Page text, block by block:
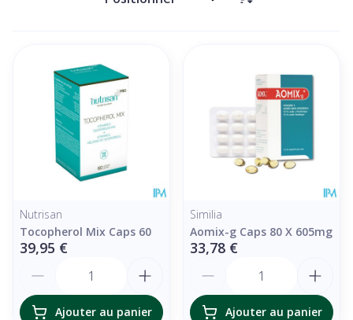
Trier par:
Nutrisan
Tocopherol Mix Caps 60
39,95 €
Ajouter au panier
Similia
Aomix-g Caps 80 X 605mg
33,78 €
Ajouter au panier